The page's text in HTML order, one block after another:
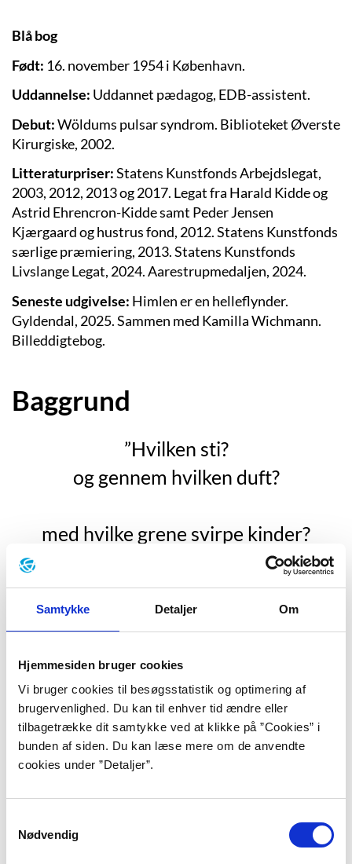
Samtykke Detaljer Om
Hjemmesiden bruger cookies
Vi bruger cookies til besøgsstatistik og optimering af
brugervenlighed. Du kan til enhver tid ændre eller
tilbagetrække dit samtykke ved at klikke på ”Cookies” i
bunden af siden. Du kan læse mere om de anvendte
cookies under ”Detaljer”.
Nødvendig
Blå bog
Født: 16. november 1954 i København.
Uddannelse: Uddannet pædagog, EDB-assistent.
Debut:Wöldums pulsar syndrom. Biblioteket Øverste
Kirurgiske, 2002.
Litteraturpriser:Statens Kunstfonds Arbejdslegat,
2003, 2012, 2013 og 2017. Legat fra Harald Kidde og
Astrid Ehrencron-Kidde samt Peder Jensen
Kjærgaard og hustrus fond, 2012. Statens Kunstfonds
særlige præmiering, 2013. Statens Kunstfonds
Livslange Legat, 2024. Aarestrupmedaljen, 2024.
Seneste udgivelse: Himlen er en helleflynder.
Gyldendal, 2025. Sammen med Kamilla Wichmann.
Billeddigtebog.
Baggrund
”Hvilken sti?
og gennem hvilken duft?
med hvilke grene svirpe kinder?
hvor lilla er egentlig gederamsen?
hvor ligger de sorteste snegle?
og hvor står svampene?
på hvilke stammer balancere
gylper alle ugler og cirka
hvor diset er brynet?”
”Stumfilm”, s. 19.
Birgitte Krogsbøll blev født i København i 1954 som
mor som teknisk tegner og en far, der var